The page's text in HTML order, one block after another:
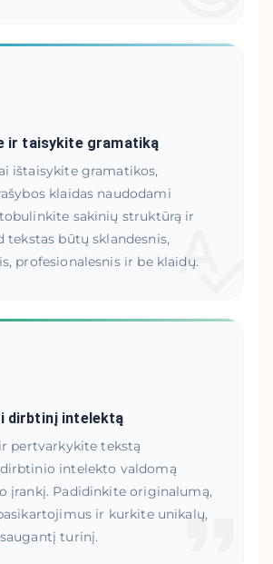
ir taisykite gramatiką
ištaisykite gramatikos,
klaidas naudodami
sakinių struktūrą ir
tekstas būtų sklandesnis,
profesionalesnis ir be klaidų.
dirbtinį intelektą
pertvarkykite tekstą
intelekto valdomą
įrankį. Padidinkite originalumą,
ir kurkite unikalų,
turinį.